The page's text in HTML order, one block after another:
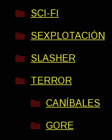
SCI-FI
SEXPLOTACIÓN
SLASHER
TERROR
CANÍBALES
GORE